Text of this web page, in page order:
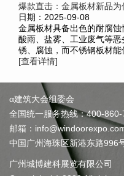
爆款直击：金属板材新品
日期：2025-09-08
金属板材具备出色的耐腐
酸雨、盐雾、工业废气等
锈、腐蚀，而不锈钢板材能
[查看详情]
α建筑大会组委会
全国统一服务热线：400-860-
邮箱：
中国广州海珠区新港东路996
广州城博建科展览有限公司